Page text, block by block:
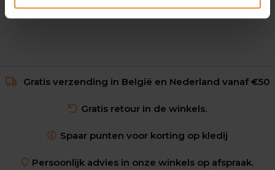
Gratis verzending in België en Nederland vanaf €50
Gratis retour in de winkels.
Spaar punten voor korting op kledij
Persoonlijk advies in onze winkels op afspraak.